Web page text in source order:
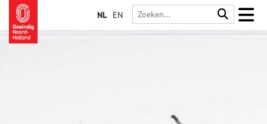
NL EN